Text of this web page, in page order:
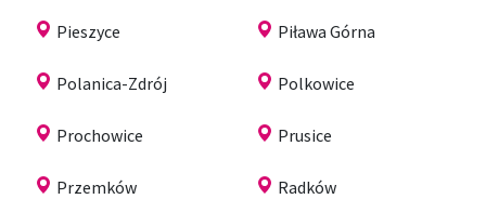
Pieszyce Piława Górna
Polanica-Zdrój Polkowice
Prochowice Prusice
Przemków Radków